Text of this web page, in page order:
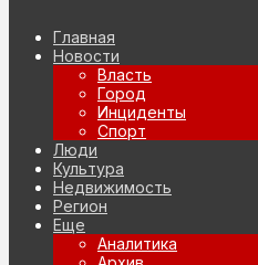
Главная
Новости
Власть
Город
Инциденты
Спорт
Люди
Культура
Недвижимость
Регион
Еще
Аналитика